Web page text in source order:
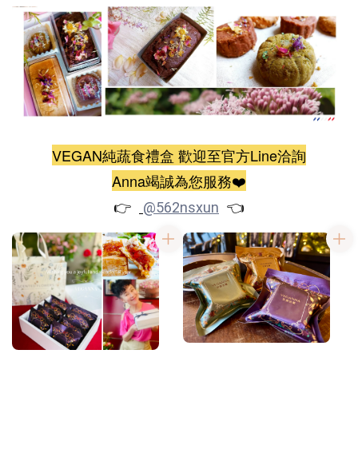
VEGAN純蔬食禮盒 歡迎至官方Line洽詢
Anna竭誠為您服務❤️
👉
@562nsxun 👈